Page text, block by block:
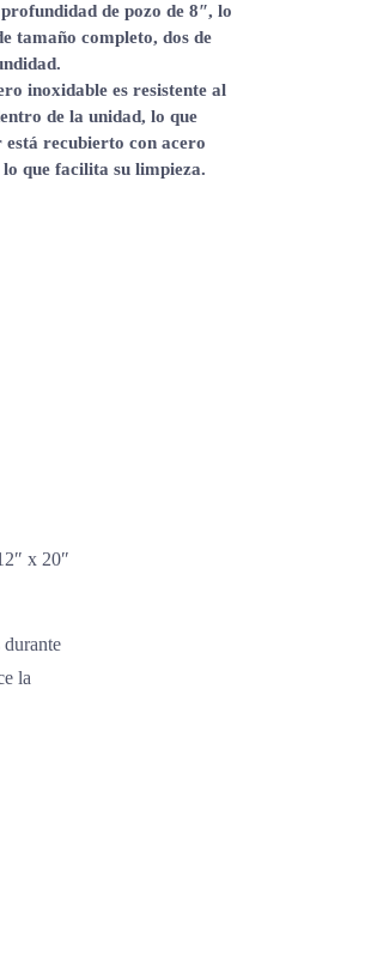
de pozo de 8″, lo
tamaño completo, dos de
inoxidable es resistente al
de la unidad, lo que
recubierto con acero
que facilita su limpieza.
x 20″
durante
la